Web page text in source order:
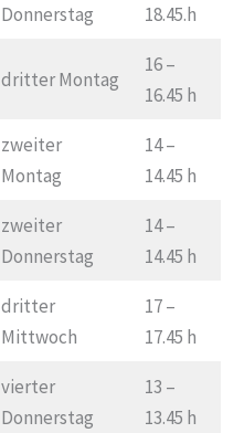
Donnerstag
18.45.h
dritter Montag
16 –
16.45 h
zweiter
Montag
14 –
14.45 h
zweiter
Donnerstag
14 –
14.45 h
dritter
Mittwoch
17 –
17.45 h
vierter
Donnerstag
13 –
13.45 h